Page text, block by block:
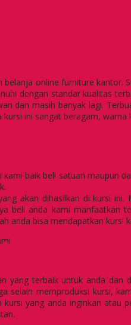
online furniture
dengan standar kualitas
dan masih banyak lagi.
ini sangat beragam,
baik beli satuan maupun
akan dihasilkan di kursi
beli anda kami
anda bisa mendapatkan kursi
yang terbaik untuk anda dan
selain memproduksi kursi,
yang anda inginkan